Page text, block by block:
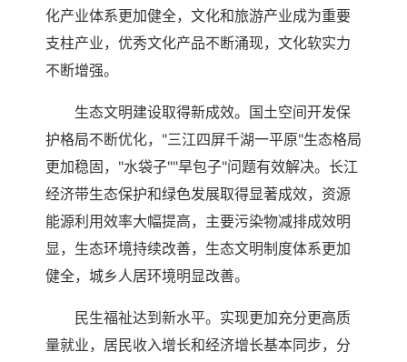
化产业体系更加健全，文化和旅游产业成为重要
支柱产业，优秀文化产品不断涌现，文化软实力
不断增强。
生态文明建设取得新成效。国土空间开发保
护格局不断优化，"三江四屏千湖一平原"生态格局
更加稳固，"水袋子""旱包子"问题有效解决。长江
经济带生态保护和绿色发展取得显著成效，资源
能源利用效率大幅提高，主要污染物减排成效明
显，生态环境持续改善，生态文明制度体系更加
健全，城乡人居环境明显改善。
民生福祉达到新水平。实现更加充分更高质
量就业，居民收入增长和经济增长基本同步，分